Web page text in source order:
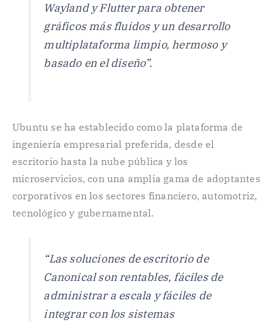
Wayland y Flutter para obtener
gráficos más fluidos y un desarrollo
multiplataforma limpio, hermoso y
basado en el diseño”.
Ubuntu se ha establecido como la plataforma de
ingeniería empresarial preferida, desde el
escritorio hasta la nube pública y los
microservicios, con una amplia gama de adoptantes
corporativos en los sectores financiero, automotriz,
tecnológico y gubernamental.
“Las soluciones de escritorio de
Canonical son rentables, fáciles de
administrar a escala y fáciles de
integrar con los sistemas